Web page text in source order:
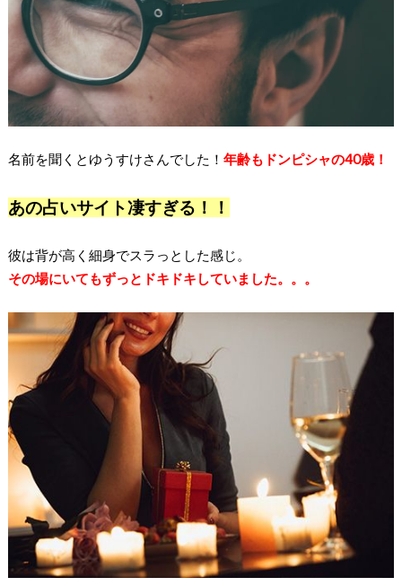
名前を聞くとゆうすけさんでした！ 年齢もドンピシャの40歳！
あの占いサイト凄すぎる！！
彼は背が高く細身でスラっとした感じ。
その場にいてもずっとドキドキしていました。。。